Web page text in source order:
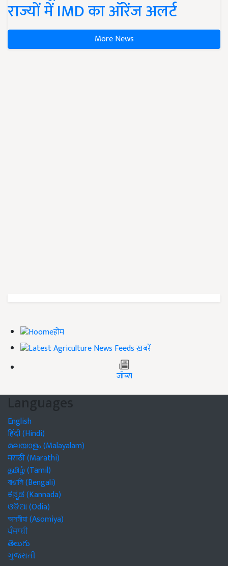
राज्यों में IMD का ऑरेंज अलर्ट
More News
होम
ख़बरें
जॉब्स
Languages
English
हिंदी (Hindi)
മലയാളം (Malayalam)
मराठी (Marathi)
தமிழ் (Tamil)
বাঙালি (Bengali)
ಕನ್ನಡ (Kannada)
ଓଡିଆ (Odia)
অসমীয়া (Asomiya)
ਪੰਜਾਬੀ
తెలుగు
ગુજરાતી